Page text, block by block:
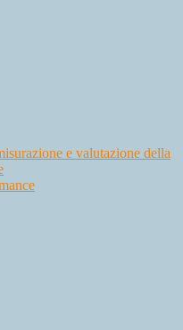
e valutazione della